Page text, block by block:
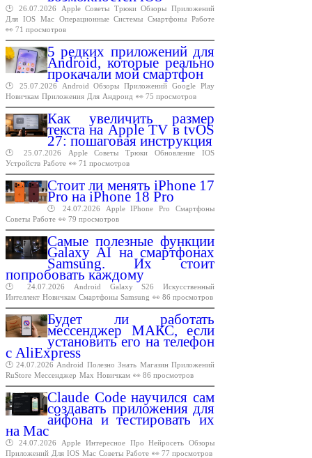
🕑 26.07.2026 Apple Советы Трюки Обзоры Приложений
Для IOS Mac Операционные Системы Смартфоны Работе
👀 71 просмотров
5 редких приложений для
Android, которые реально
прокачали мой смартфон
🕑 25.07.2026 Android Обзоры Приложений Google Play
Новичкам Приложения Для Андроид 👀 75 просмотров
Как увеличить размер
текста на Apple TV в tvOS
27: пошаговая инструкция
🕑 25.07.2026 Apple Советы Трюки Обновление
IOS
Устройств Работе 👀 71 просмотров
Стоит ли менять iPhone 17
Pro на iPhone 18 Pro
🕑 24.07.2026 Apple IPhone Pro
Смартфоны
Советы Работе 👀 79 просмотров
Самые полезные функции
Galaxy AI на смартфонах
Samsung. Их стоит
попробовать каждому
🕑 24.07.2026 Android Galaxy S26
Искусственный
Интеллект Новичкам Смартфоны Samsung 👀 86 просмотров
Будет ли работать
мессенджер МАКС, если
установить его на телефон
с AliExpress
🕑 24.07.2026 Android Полезно Знать Магазин Приложений
RuStore Мессенджер Max Новичкам 👀 86 просмотров
Claude Code научился сам
создавать приложения для
айфона и тестировать их
на Mac
🕑 24.07.2026 Apple Интересное Про Нейросеть Обзоры
Приложений Для IOS Mac Советы Работе 👀 77 просмотров